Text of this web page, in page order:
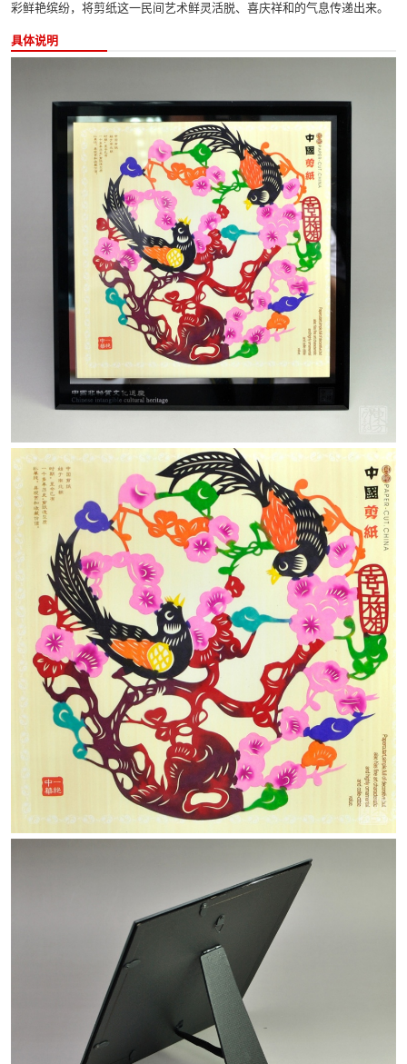
彩鲜艳缤纷，将剪纸这一民间艺术鲜灵活脱、喜庆祥和的气息传递出来。
具体说明